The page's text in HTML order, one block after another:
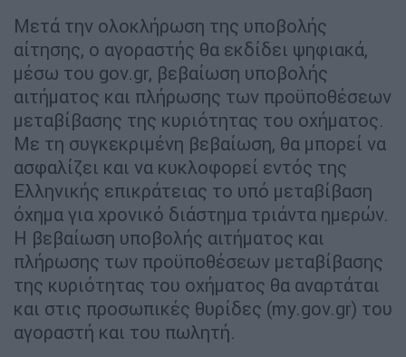
Μετά την ολοκλήρωση της υποβολής
αίτησης, ο αγοραστής θα εκδίδει ψηφιακά,
μέσω του gov.gr, βεβαίωση υποβολής
αιτήματος και πλήρωσης των προϋποθέσεων
μεταβίβασης της κυριότητας του οχήματος.
Με τη συγκεκριμένη βεβαίωση, θα μπορεί να
ασφαλίζει και να κυκλοφορεί εντός της
Ελληνικής επικράτειας το υπό μεταβίβαση
όχημα για χρονικό διάστημα τριάντα ημερών.
Η βεβαίωση υποβολής αιτήματος και
πλήρωσης των προϋποθέσεων μεταβίβασης
της κυριότητας του οχήματος θα αναρτάται
και στις προσωπικές θυρίδες (my.gov.gr) του
αγοραστή και του πωλητή.